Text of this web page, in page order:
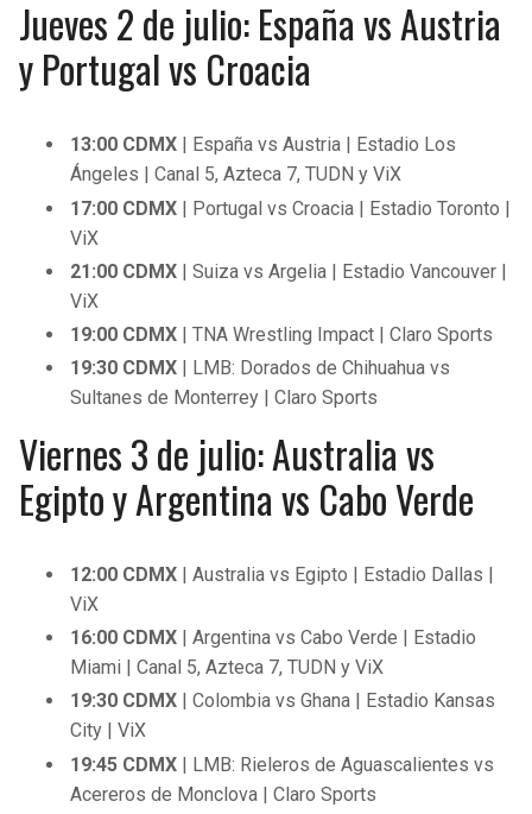
Jueves 2 de julio: España vs Austria
y Portugal vs Croacia
13:00 CDMX | España vs Austria | Estadio Los
Ángeles | Canal 5, Azteca 7, TUDN y ViX
17:00 CDMX | Portugal vs Croacia | Estadio Toronto |
ViX
21:00 CDMX | Suiza vs Argelia | Estadio Vancouver |
ViX
19:00 CDMX | TNA Wrestling Impact | Claro Sports
19:30 CDMX | LMB: Dorados de Chihuahua vs
Sultanes de Monterrey | Claro Sports
Viernes 3 de julio: Australia vs
Egipto y Argentina vs Cabo Verde
12:00 CDMX | Australia vs Egipto | Estadio Dallas |
ViX
16:00 CDMX | Argentina vs Cabo Verde | Estadio
Miami | Canal 5, Azteca 7, TUDN y ViX
19:30 CDMX | Colombia vs Ghana | Estadio Kansas
City | ViX
19:45 CDMX | LMB: Rieleros de Aguascalientes vs
Acereros de Monclova | Claro Sports